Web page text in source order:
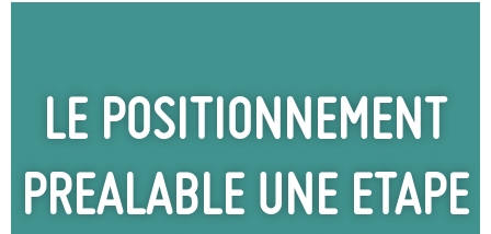
LE POSITIONNEMENT
PREALABLE UNE ETAPE